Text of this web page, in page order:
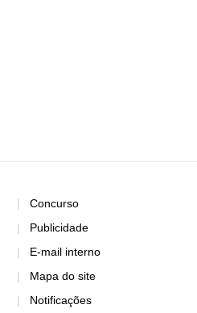
Concurso
Publicidade
E-mail interno
Mapa do site
Notificações